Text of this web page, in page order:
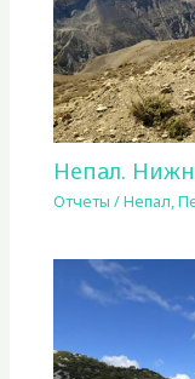
Непал.
Отчеты /Непал,